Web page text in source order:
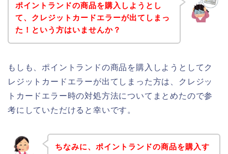
ポイントランドの商品を購入しようとし
て、クレジットカードエラーが出てしまっ
た！という方はいませんか？
もしも、ポイントランドの商品を購入しようとしてク
レジットカードエラーが出てしまった方は、クレジッ
トカードエラー時の対処方法についてまとめたので参
考にしていただけると幸いです。
ちなみに、ポイントランドの商品を購入す